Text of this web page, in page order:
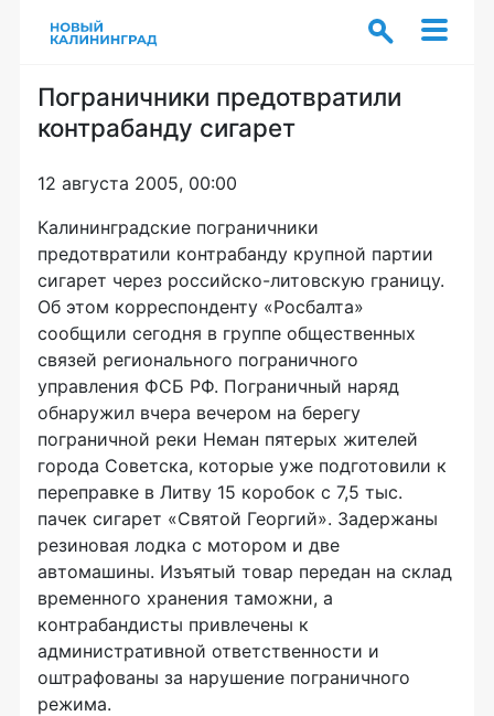
Пограничники предотвратили
контрабанду сигарет
12 августа 2005, 00:00
Калининградские пограничники
предотвратили контрабанду крупной партии
сигарет через российско-литовскую границу.
Об этом корреспонденту «Росбалта»
сообщили сегодня в группе общественных
связей регионального пограничного
управления ФСБ РФ. Пограничный наряд
обнаружил вчера вечером на берегу
пограничной реки Неман пятерых жителей
города Советска, которые уже подготовили к
переправке в Литву 15 коробок с 7,5 тыс.
пачек сигарет «Святой Георгий». Задержаны
резиновая лодка с мотором и две
автомашины. Изъятый товар передан на склад
временного хранения таможни, а
контрабандисты привлечены к
административной ответственности и
оштрафованы за нарушение пограничного
режима.